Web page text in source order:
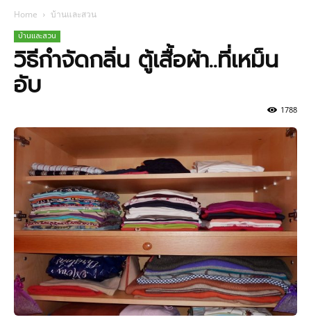
Home บ้านและสวน
บ้านและสวน
วิธีกำจัดกลิ่น ตู้เสื้อผ้า..ที่เหม็น
อับ
1788